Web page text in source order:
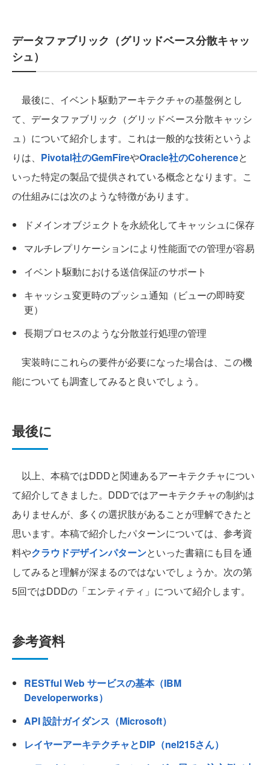
データファブリック（グリッドベース分散キャッ
シュ）
最後に、イベント駆動アーキテクチャの基盤例とし
て、データファブリック（グリッドベース分散キャッシ
ュ）について紹介します。これは一般的な技術というよ
りは、 Pivotal社のGemFireやOracle社のCoherenceと
いった特定の製品で提供されている概念となります。こ
の仕組みには次のような特徴があります。
ドメインオブジェクトを永続化してキャッシュに保存
マルチレプリケーションにより性能面での管理が容易
イベント駆動における送信保証のサポート
キャッシュ変更時のプッシュ通知（ビューの即時変
更）
長期プロセスのような分散並行処理の管理
実装時にこれらの要件が必要になった場合は、この機
能についても調査してみると良いでしょう。
最後に
以上、本稿ではDDDと関連あるアーキテクチャについ
て紹介してきました。DDDではアーキテクチャの制約は
ありませんが、多くの選択肢があることが理解できたと
思います。本稿で紹介したパターンについては、参考資
料やクラウドデザインパターンといった書籍にも目を通
してみると理解が深まるのではないでしょうか。次の第
5回ではDDDの「エンティティ」について紹介します。
参考資料
RESTful Web サービスの基本（IBM
Developerworks）
API 設計ガイダンス（Microsoft）
レイヤーアーキテクチャとDIP（nel215さん）